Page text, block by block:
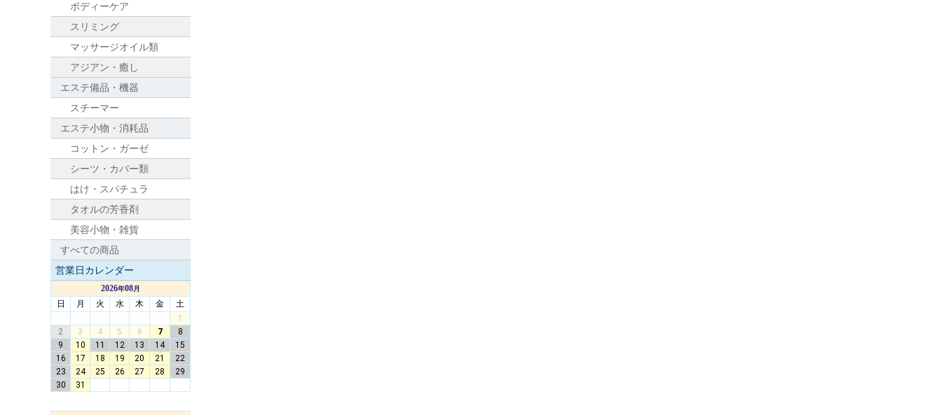
ボディーケア
スリミング
マッサージオイル類
アジアン・癒し
エステ備品・機器
スチーマー
エステ小物・消耗品
コットン・ガーゼ
シーツ・カバー類
はけ・スパチュラ
タオルの芳香剤
美容小物・雑貨
すべての商品
営業日カレンダー